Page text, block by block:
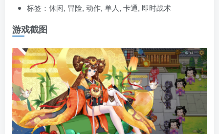
标签：休闲, 冒险, 动作, 单人, 卡通, 即时战术
游戏截图